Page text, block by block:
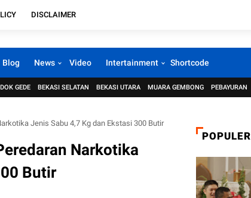
DISCLAIMER
Blog News Video Intertainment Shortcode
GEDE BEKASI SELATAN BEKASI UTARA MUARA GEMBONG PEBAYURAN
Jenis Sabu 4,7 Kg dan Ekstasi 300 Butir
Narkotika
Butir
POPULER